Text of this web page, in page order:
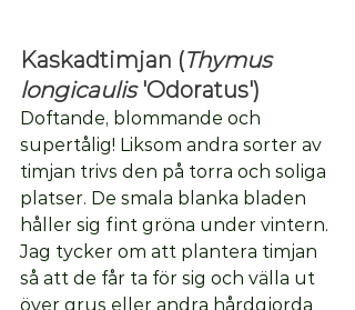
Kaskadtimjan (Thymus
longicaulis 'Odoratus')
Doftande, blommande och
supertålig! Liksom andra sorter av
timjan trivs den på torra och soliga
platser. De smala blanka bladen
håller sig fint gröna under vintern.
Jag tycker om att plantera timjan
så att de får ta för sig och välla ut
över grus eller andra hårdgjorda